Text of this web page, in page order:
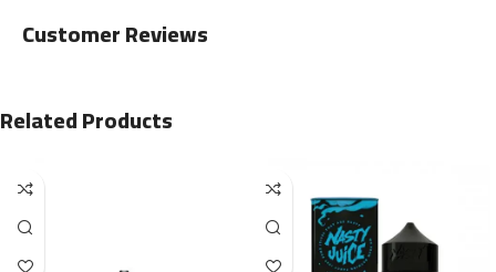
Customer Reviews
Related Products